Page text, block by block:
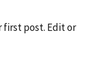
first post. Edit or